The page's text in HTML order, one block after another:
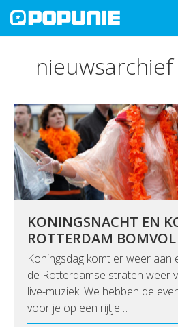
nieuwsarchief
KONINGSNACHT EN
ROTTERDAM
Koningsdag komt er weer aan
de Rotterdamse straten weer
live-muziek! We hebben de
voor je op een rijtje…